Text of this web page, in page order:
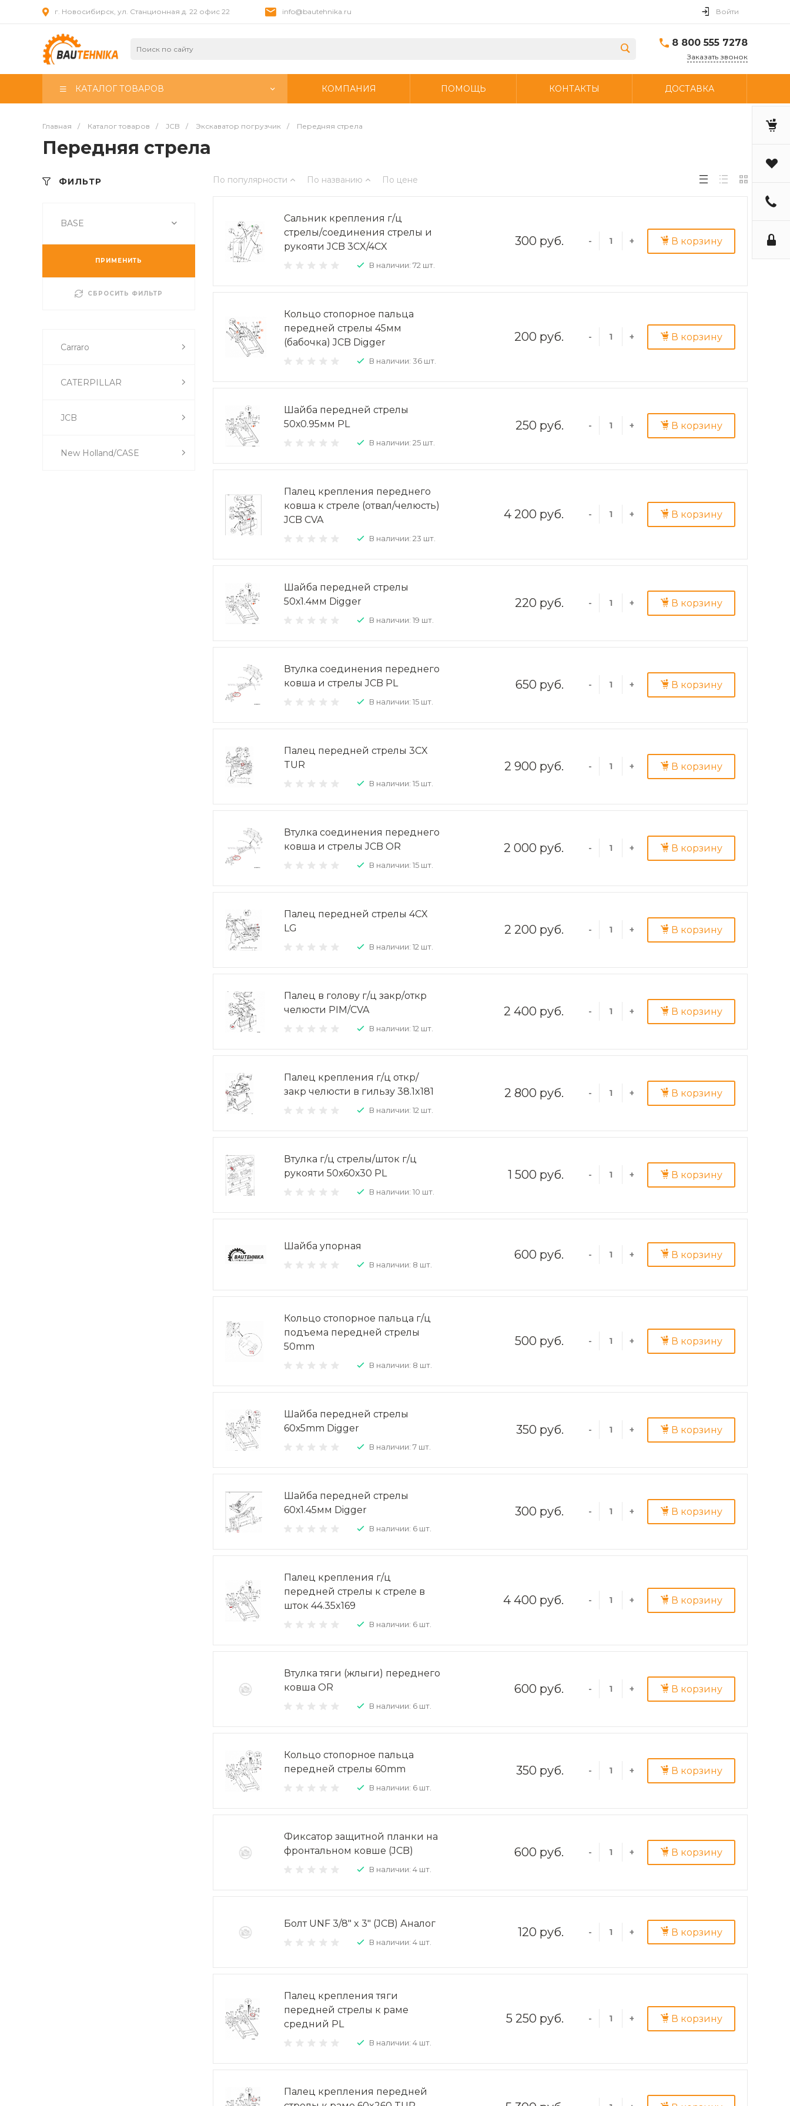
г. Новосибирск, ул. Станционная д. 22 офис 22 info@bautehnika.ru Войти
8 800 555 7278
Заказать звонок
КАТАЛОГ ТОВАРОВ КОМПАНИЯ ПОМОЩЬ КОНТАКТЫ ДОСТАВКА
Главная / Каталог товаров / JCB / Экскаватор погрузчик / Передняя стрела
Передняя стрела
ФИЛЬТР
BASE
ПРИМЕНИТЬ
СБРОСИТЬ ФИЛЬТР
Carraro
CATERPILLAR
JCB
New Holland/CASE
По популярности По названию По цене
Сальник крепления г/ц
стрелы/соединения стрелы и
рукояти JCB 3CX/4CX
В наличии: 72 шт.
300 руб. - + В корзину
Кольцо стопорное пальца
передней стрелы 45мм
(бабочка) JCB Digger
В наличии: 36 шт.
200 руб. - + В корзину
Шайба передней стрелы
50х0.95мм PL
В наличии: 25 шт.
250 руб. - + В корзину
Палец крепления переднего
ковша к стреле (отвал/челюсть)
JCB CVA
В наличии: 23 шт.
4 200 руб. - + В корзину
Шайба передней стрелы
50х1.4мм Digger
В наличии: 19 шт.
220 руб. - + В корзину
Втулка соединения переднего
ковша и стрелы JCB PL
В наличии: 15 шт.
650 руб. - + В корзину
Палец передней стрелы 3CX
TUR
В наличии: 15 шт.
2 900 руб. - + В корзину
Втулка соединения переднего
ковша и стрелы JCB OR
В наличии: 15 шт.
2 000 руб. - + В корзину
Палец передней стрелы 4CX
LG
В наличии: 12 шт.
2 200 руб. - + В корзину
Палец в голову г/ц закр/откр
челюсти PIM/CVA
В наличии: 12 шт.
2 400 руб. - + В корзину
Палец крепления г/ц откр/
закр челюсти в гильзу 38.1x181
В наличии: 12 шт.
2 800 руб. - + В корзину
Втулка г/ц стрелы/шток г/ц
рукояти 50х60х30 PL
В наличии: 10 шт.
1 500 руб. - + В корзину
Шайба упорная
В наличии: 8 шт.
600 руб. - + В корзину
Кольцо стопорное пальца г/ц
подъема передней стрелы
50mm
В наличии: 8 шт.
500 руб. - + В корзину
Шайба передней стрелы
60х5mm Digger
В наличии: 7 шт.
350 руб. - + В корзину
Шайба передней стрелы
60х1.45мм Digger
В наличии: 6 шт.
300 руб. - + В корзину
Палец крепления г/ц
передней стрелы к стреле в
шток 44.35x169
В наличии: 6 шт.
4 400 руб. - + В корзину
Втулка тяги (жлыги) переднего
ковша OR
В наличии: 6 шт.
600 руб. - + В корзину
Кольцо стопорное пальца
передней стрелы 60mm
В наличии: 6 шт.
350 руб. - + В корзину
Фиксатор защитной планки на
фронтальном ковше (JCB)
В наличии: 4 шт.
600 руб. - + В корзину
Болт UNF 3/8" x 3" (JCB) Аналог
В наличии: 4 шт.
120 руб. - + В корзину
Палец крепления тяги
передней стрелы к раме
средний PL
В наличии: 4 шт.
5 250 руб. - + В корзину
Палец крепления передней